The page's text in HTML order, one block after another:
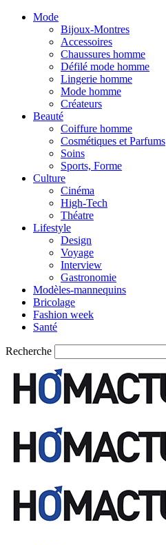
Mode
Bijoux-Montres
Accessoires
Chaussures homme
Défilé mode homme
Lingerie homme
Mode homme
Créateurs
Beauté
Coiffure homme
Cosmétiques et Parfums
Soins
Sports, Forme
Culture
Cinéma
High-Tech
Théatre
Lifestyle
Design
Voyage
Interview
Gastronomie
Modèles-mannequins
Bricolage
Fashion week
Santé
Recherche